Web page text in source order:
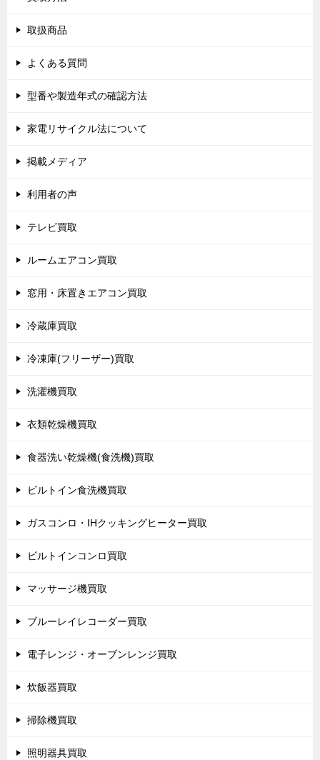
取扱商品
よくある質問
型番や製造年式の確認方法
家電リサイクル法について
掲載メディア
利用者の声
テレビ買取
ルームエアコン買取
窓用・床置きエアコン買取
冷蔵庫買取
冷凍庫(フリーザー)買取
洗濯機買取
衣類乾燥機買取
食器洗い乾燥機(食洗機)買取
ビルトイン食洗機買取
ガスコンロ・IHクッキングヒーター買取
ビルトインコンロ買取
マッサージ機買取
ブルーレイレコーダー買取
電子レンジ・オーブンレンジ買取
炊飯器買取
掃除機買取
照明器具買取